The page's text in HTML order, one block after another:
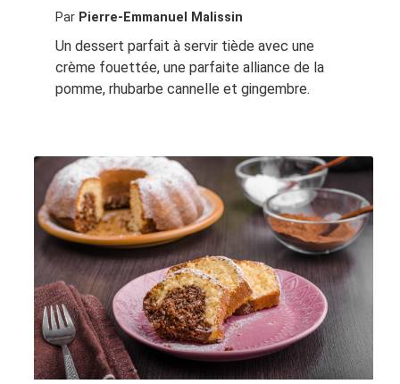
Par Pierre-Emmanuel Malissin
Un dessert parfait à servir tiède avec une
crème fouettée, une parfaite alliance de la
pomme, rhubarbe cannelle et gingembre.